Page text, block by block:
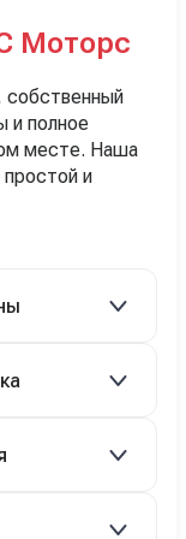
Моторс
собственный
и полное
месте. Наша
и
35–50%.